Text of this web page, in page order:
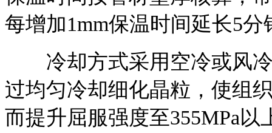
每增加1mm保温时间延长5
冷却方式采用空冷或风冷
过均匀冷却细化晶粒，使组
而提升屈服强度至355MPa